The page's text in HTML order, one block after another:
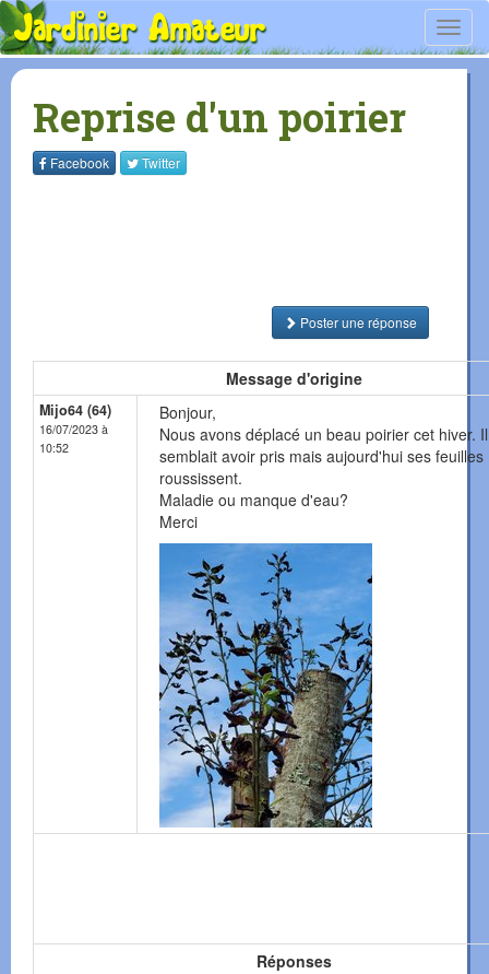
Reprise d'un poirier
Facebook Twitter
Poster une réponse
Message d'origine
Mijo64 (64)
16/07/2023 à
10:52
Bonjour,
Nous avons déplacé un beau poirier cet hiver. Il
semblait avoir pris mais aujourd'hui ses feuilles
roussissent.
Maladie ou manque d'eau?
Merci
Réponses